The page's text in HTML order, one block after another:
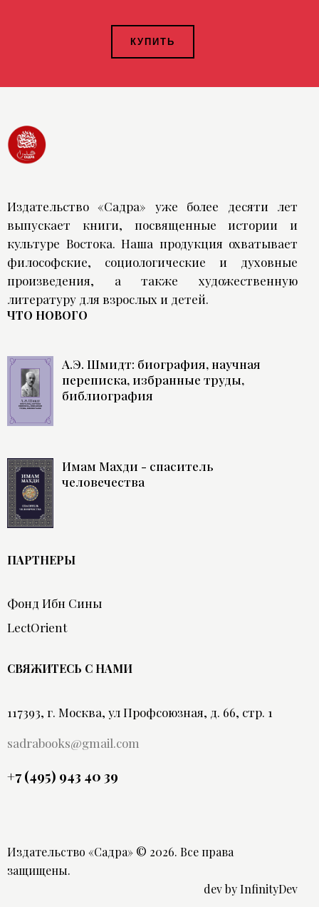
КУПИТЬ
Издательство «Садра» уже более десяти лет
выпускает книги, посвященные истории и
культуре Востока. Наша продукция охватывает
философские, социологические и духовные
произведения, а также художественную
литературу для взрослых и детей.
ЧТО НОВОГО
А.Э. Шмидт: биография, научная
переписка, избранные труды,
библиография
Имам Махди - спаситель
человечества
ПАРТНЕРЫ
Фонд Ибн Сины
LectOrient
СВЯЖИТЕСЬ С НАМИ
117393, г. Москва, ул Профсоюзная, д. 66, стр. 1
sadrabooks@gmail.com
+7 (495) 943 40 39
Издательство «Садра» © 2026. Все права
защищены.
dev by InfinityDev